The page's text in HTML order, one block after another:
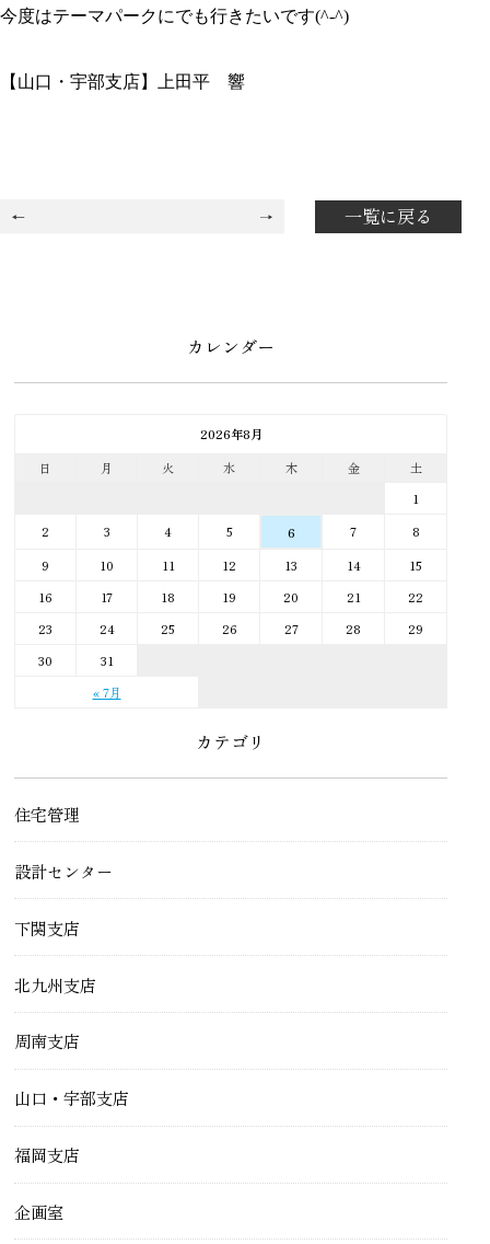
今度はテーマパークにでも行きたいです(^-^)
【山口・宇部支店】上田平 響
一覧に戻る
カレンダー
2026年8月
日
月 火 水 木 金 土
« 7月
1
2
3 4 5 6 7
8
9
10 11 12 13 14
15
16
17 18 19 20 21
22
23
24 25 26 27 28
29
30
31
カテゴリ
住宅管理
設計センター
下関支店
北九州支店
周南支店
山口・宇部支店
福岡支店
企画室